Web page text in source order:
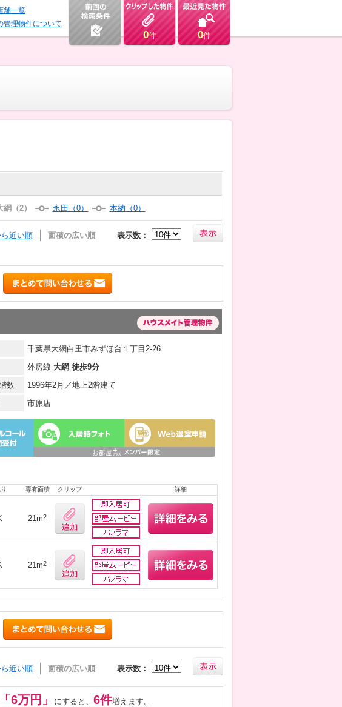
舗一覧
管理物件について
0件 0件
網（2） 永田（0） 本納（0）
近い順 面積の広い順 表示数：
千葉県大網白里市みずほ台１丁目2-26
外房線 大網 徒歩9分
数
1996年2月／地上2階建て
市原店
専有面積 クリップ 詳細
21m2
21m2
近い順 面積の広い順 表示数：
「6万円」 にすると、 6件増えます。